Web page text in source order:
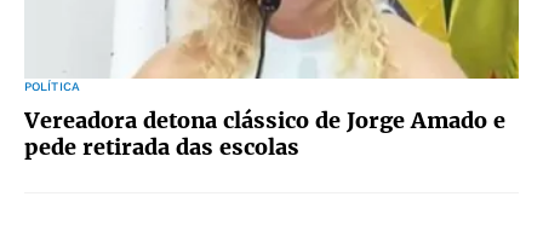
POLÍTICA
Vereadora detona clássico de Jorge Amado e
pede retirada das escolas